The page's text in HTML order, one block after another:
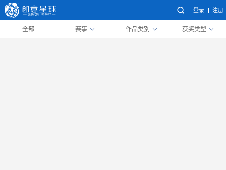
登录 注册
全部 赛事 作品类别 获奖类型